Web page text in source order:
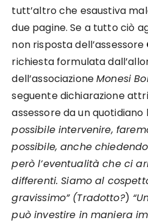
tutt’altro che esaustiva
due pagine. Se a tutto ciò
non risposta dell’assessore
richiesta formulata
dell’associazioneMonesi
seguente dichiarazione
assessore da un quotidiano
possibile intervenire,
possibile, anche
però l’eventualità che ci
differenti. Siamo al
gravissimo” (Tradotto?)
può investire in maniera